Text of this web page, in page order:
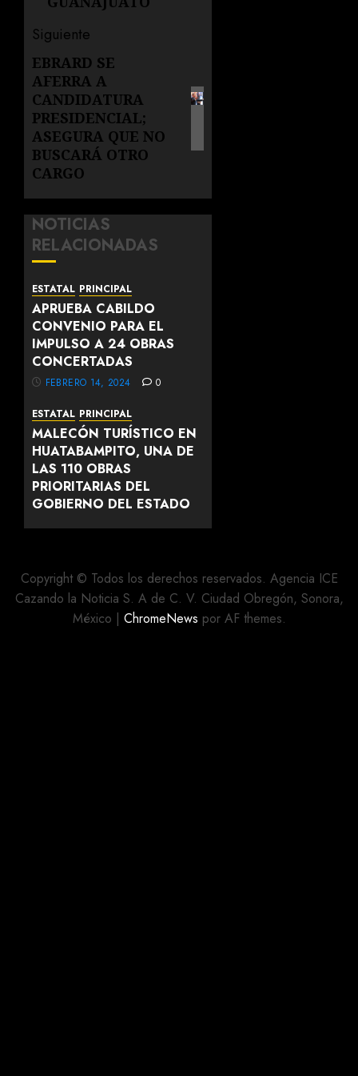
Siguiente
Siguiente
entrada:
EBRARD SE
AFERRA A
CANDIDATURA
PRESIDENCIAL;
ASEGURA QUE NO
BUSCARÁ OTRO
CARGO
NOTICIAS
RELACIONADAS
ESTATAL PRINCIPAL
APRUEBA CABILDO
CONVENIO PARA EL
IMPULSO A 24 OBRAS
CONCERTADAS
FEBRERO 14, 2024 0
ESTATAL PRINCIPAL
MALECÓN TURÍSTICO EN
HUATABAMPITO, UNA DE
LAS 110 OBRAS
PRIORITARIAS DEL
GOBIERNO DEL ESTADO
FEBRERO 13, 2024 0
Copyright © Todos los derechos reservados. Agencia ICE
Cazando la Noticia S. A de C. V. Ciudad Obregón, Sonora,
México | ChromeNews por AF themes.